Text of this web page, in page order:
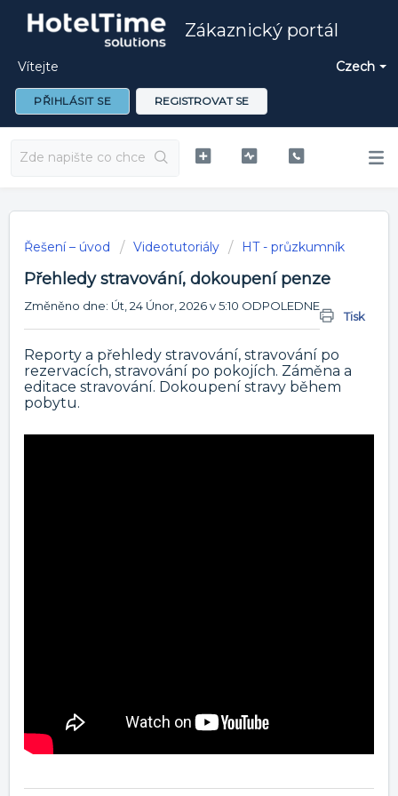
Zákaznický portál
Czech
Vítejte
PŘIHLÁSIT SE REGISTROVAT SE
Řešení – úvod Videotutoriály HT - průzkumník
Přehledy stravování, dokoupení penze
Tisk
Změněno dne: Út, 24 Únor, 2026 v 5:10 ODPOLEDNE
Reporty a přehledy stravování, stravování po
rezervacích, stravování po pokojích. Záměna a
editace stravování. Dokoupení stravy během
pobytu.